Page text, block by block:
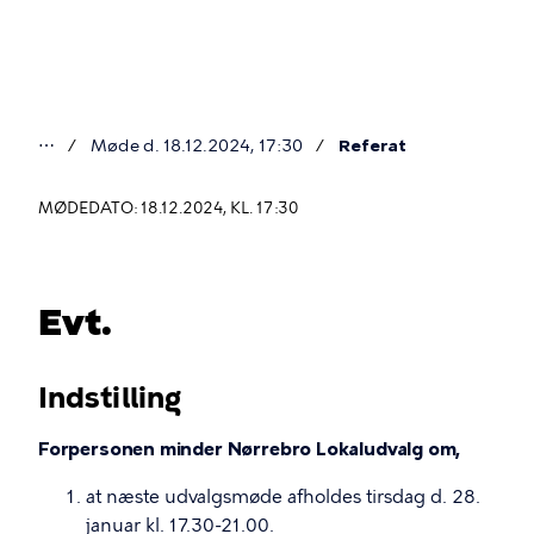
er
⋯ Møde d. 18.12.2024, 17:30 Referat
MØDEDATO: 18.12.2024, KL. 17:30
Evt.
Indstilling
Forpersonen minder Nørrebro Lokaludvalg om,
at næste udvalgsmøde afholdes tirsdag d. 28.
januar kl. 17.30-21.00.